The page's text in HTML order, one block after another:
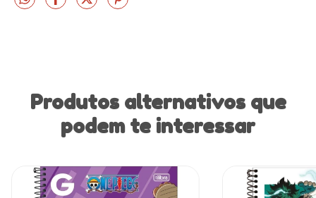
Produtos alternativos que
podem te interessar